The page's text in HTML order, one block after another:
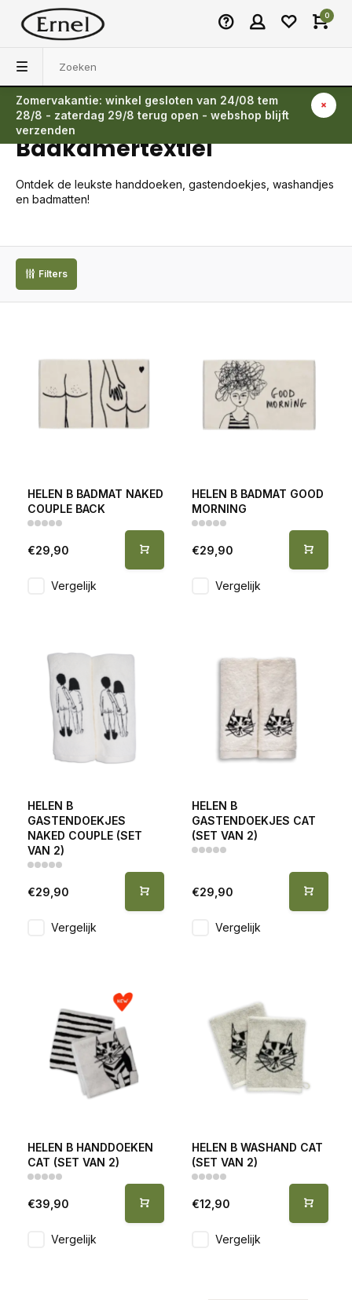
0
Zomervakantie: winkel gesloten van 24/08 tem
28/8 - zaterdag 29/8 terug open - webshop blijft
verzenden
Terug
Badkamertextiel
Ontdek de leukste handdoeken, gastendoekjes, washandjes
en badmatten!
Filters
HELEN B BADMAT NAKED
COUPLE BACK
€29,90
Vergelijk
HELEN B BADMAT GOOD
MORNING
€29,90
Vergelijk
HELEN B
GASTENDOEKJES
NAKED COUPLE (SET
VAN 2)
€29,90
Vergelijk
HELEN B
GASTENDOEKJES CAT
(SET VAN 2)
€29,90
Vergelijk
HELEN B HANDDOEKEN
CAT (SET VAN 2)
€39,90
Vergelijk
HELEN B WASHAND CAT
(SET VAN 2)
€12,90
Vergelijk